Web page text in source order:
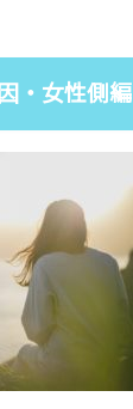
・女性側編